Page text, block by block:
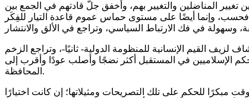
المناضلين والتغيير بهم، وأخفق جلّ قادتهم في الجمع بين
وإنما أيضًا على مستوى حماس عموم قاعدة التيار للفِكَر
القيم الإنسانية للمنظومة الدولية- ثانيًا-، وتراجع الزخم
حكم الإسلاميين في المستقبل أكثر نضجًا وأصلب عودًا وأقرب إلى
المحافظة.
مبكرًا للحكم على تلك التصريحات ومثيلاتها؛ إن كانت اختيارًا